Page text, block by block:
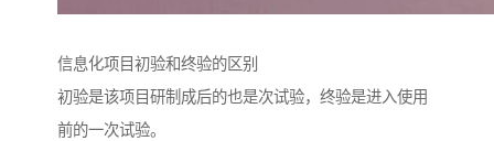
信息化项目初验和终验的区别
初验是该项目研制成后的也是次试验，终验是进入使用
前的一次试验。